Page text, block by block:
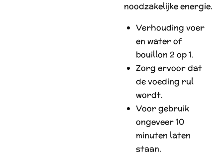
noodzakelijke energie.
Verhouding voer
en water of
bouillon 2 op 1.
Zorg ervoor dat
de voeding rul
wordt.
Voor gebruik
ongeveer 10
minuten laten
staan.